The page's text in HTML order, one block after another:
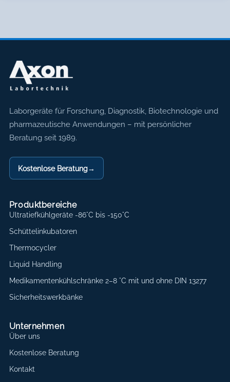
Axon Labortechnik
Laborgeräte für Forschung, Diagnostik, Biotechnologie und
pharmazeutische Anwendungen – mit persönlicher
Beratung seit 1989.
Kostenlose Beratung→
Produktbereiche
Ultratiefkühlgeräte -86°C bis -150°C
Schüttelinkubatoren
Thermocycler
Liquid Handling
Medikamentenkühlschränke 2–8 °C mit und ohne DIN 13277
Sicherheitswerkbänke
Unternehmen
Über uns
Kostenlose Beratung
Kontakt